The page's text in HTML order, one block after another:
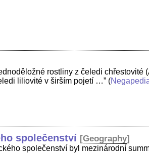
rostliny z čeledi
liliovité v širším pojetí …” (
společenství [Geography]
společenství byl mezinárodní